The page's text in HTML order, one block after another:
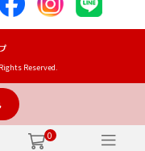
0
Reserved.